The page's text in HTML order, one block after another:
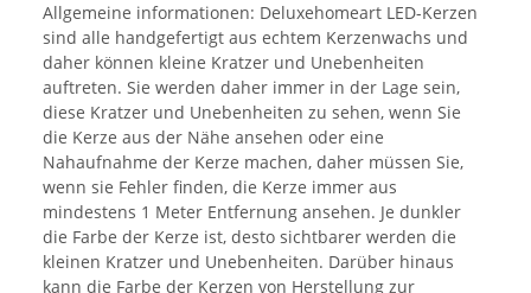
Allgemeine informationen: Deluxehomeart LED-Kerzen
sind alle handgefertigt aus echtem Kerzenwachs und
daher können kleine Kratzer und Unebenheiten
auftreten. Sie werden daher immer in der Lage sein,
diese Kratzer und Unebenheiten zu sehen, wenn Sie
die Kerze aus der Nähe ansehen oder eine
Nahaufnahme der Kerze machen, daher müssen Sie,
wenn sie Fehler finden, die Kerze immer aus
mindestens 1 Meter Entfernung ansehen. Je dunkler
die Farbe der Kerze ist, desto sichtbarer werden die
kleinen Kratzer und Unebenheiten. Darüber hinaus
kann die Farbe der Kerzen von Herstellung zur